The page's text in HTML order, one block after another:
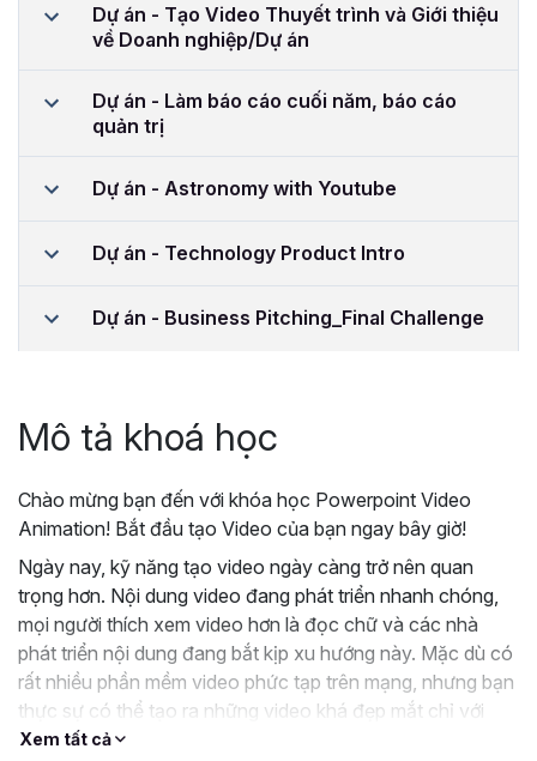
Dự án - Tạo Video Thuyết trình và Giới thiệu
về Doanh nghiệp/Dự án
Dự án - Làm báo cáo cuối năm, báo cáo
quản trị
Dự án - Astronomy with Youtube
Dự án - Technology Product Intro
Dự án - Business Pitching_Final Challenge
Mô tả khoá học
Chào mừng bạn đến với khóa học Powerpoint Video
Animation! Bắt đầu tạo Video của bạn ngay bây giờ!
Ngày nay, kỹ năng tạo video ngày càng trở nên quan
trọng hơn. Nội dung video đang phát triển nhanh chóng,
mọi người thích xem video hơn là đọc chữ và các nhà
phát triển nội dung đang bắt kịp xu hướng này. Mặc dù có
rất nhiều phần mềm video phức tạp trên mạng, nhưng bạn
thực sự có thể tạo ra những video khá đẹp mắt chỉ với
PowerPoint!
Xem tất cả